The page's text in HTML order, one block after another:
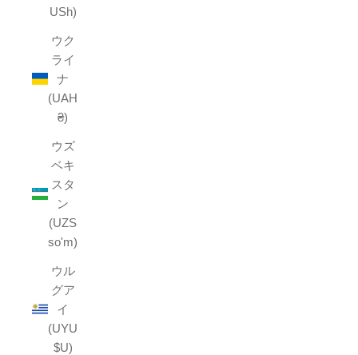
USh)
ウク
ライ
ナ
(UAH
₴)
ウズ
ベキ
スタ
ン
(UZS
so'm)
ウル
グア
イ
(UYU
$U)